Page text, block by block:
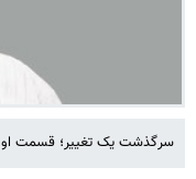
سرگذشت یک تغییر؛ قسمت